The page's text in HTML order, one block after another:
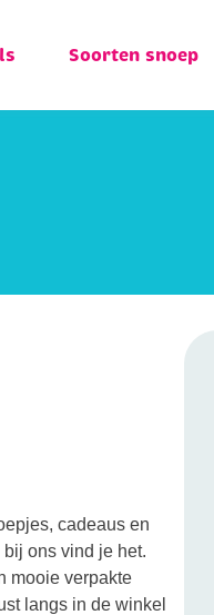
Soorten snoep
cadeaus en
ons vind je het.
mooie verpakte
langs in de winkel